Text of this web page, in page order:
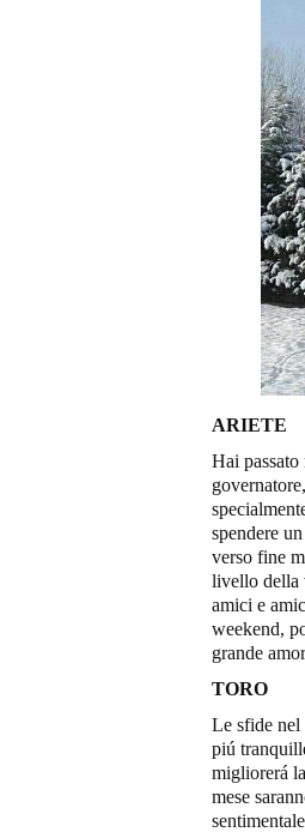
ARIETE
Hai
spendere
verso fine
livello della
amici e
weekend,
grande
TORO
Le sfide nel
piú
migliorerá
mese